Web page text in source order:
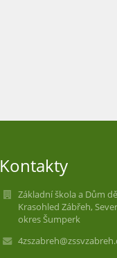
Kontakty
Základní škola a Dům
Krasohled Zábřeh,
okres Šumperk